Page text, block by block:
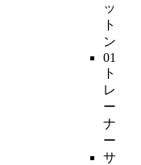
ッ
ト
ン
01
ト
レ
ー
ナ
ー
サ